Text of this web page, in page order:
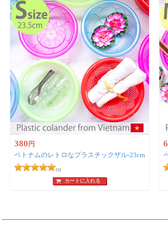
380 円
ベトナムのレトロなプラスチックザル-23cm
(1)
カートに入れる